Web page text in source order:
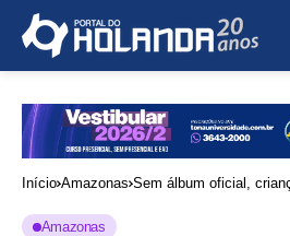
Início Amazonas Sem álbum oficial,
Amazonas